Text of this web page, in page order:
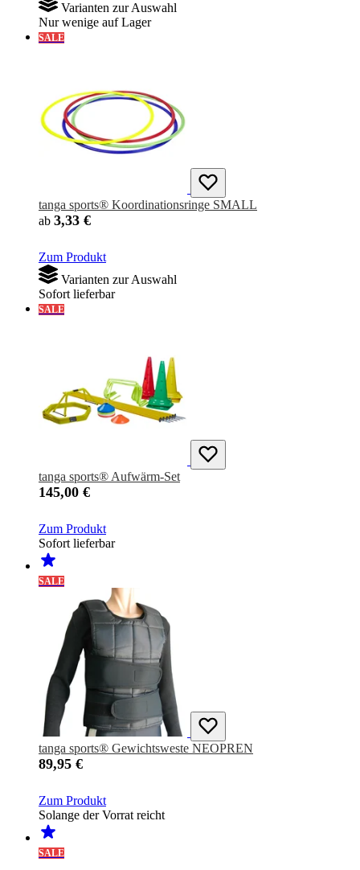
Varianten zur Auswahl
Nur wenige auf Lager
SALE
tanga sports® Koordinationsringe SMALL
ab 3,33 €
Zum Produkt
Varianten zur Auswahl
Sofort lieferbar
SALE
tanga sports® Aufwärm-Set
145,00 €
Zum Produkt
Sofort lieferbar
SALE
tanga sports® Gewichtsweste NEOPREN
89,95 €
Zum Produkt
Solange der Vorrat reicht
SALE